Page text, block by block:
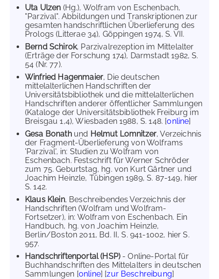
Uta Ulzen (Hg.), Wolfram von Eschenbach,
"Parzival". Abbildungen und Transkriptionen zur
gesamten handschriftlichen Überlieferung des
Prologs (Litterae 34), Göppingen 1974, S. VII.
Bernd Schirok, Parzivalrezeption im Mittelalter
(Erträge der Forschung 174), Darmstadt 1982, S.
54 (Nr. 77).
Winfried Hagenmaier, Die deutschen
mittelalterlichen Handschriften der
Universitätsbibliothek und die mittelalterlichen
Handschriften anderer öffentlicher Sammlungen
(Kataloge der Universitätsbibliothek Freiburg im
Breisgau 1,4), Wiesbaden 1988, S. 148. [online]
Gesa Bonathund Helmut Lomnitzer, Verzeichnis
der Fragment-Überlieferung von Wolframs
'Parzival', in: Studien zu Wolfram von
Eschenbach. Festschrift für Werner Schröder
zum 75. Geburtstag, hg. von Kurt Gärtner und
Joachim Heinzle, Tübingen 1989, S. 87-149, hier
S. 142.
Klaus Klein, Beschreibendes Verzeichnis der
Handschriften (Wolfram und Wolfram-
Fortsetzer), in: Wolfram von Eschenbach. Ein
Handbuch, hg. von Joachim Heinzle,
Berlin/Boston 2011, Bd. II, S. 941-1002, hier S.
957.
Handschriftenportal (HSP)- Online-Portal für
Buchhandschriften des Mittelalters in deutschen
Sammlungen [online] [zur Beschreibung]